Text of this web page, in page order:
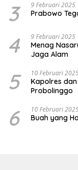
3 9 Februari 2025
Prabowo
4 9 Februari 2025
Menag
Jaga Alam
5 10 Februari
Kapolres
Probolinggo
6 10 Februari
Buah yang